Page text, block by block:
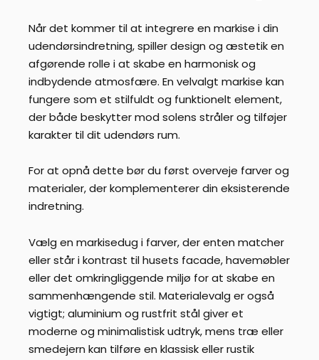
Når det kommer til at integrere en markise i din
udendørsindretning, spiller design og æstetik en
afgørende rolle i at skabe en harmonisk og
indbydende atmosfære. En velvalgt markise kan
fungere som et stilfuldt og funktionelt element,
der både beskytter mod solens stråler og tilføjer
karakter til dit udendørs rum.
For at opnå dette bør du først overveje farver og
materialer, der komplementerer din eksisterende
indretning.
Vælg en markisedug i farver, der enten matcher
eller står i kontrast til husets facade, havemøbler
eller det omkringliggende miljø for at skabe en
sammenhængende stil. Materialevalg er også
vigtigt; aluminium og rustfrit stål giver et
moderne og minimalistisk udtryk, mens træ eller
smedejern kan tilføre en klassisk eller rustik